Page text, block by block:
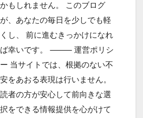
かもしれません。 このブログ
が、あなたの毎日を少しでも軽
くし、 前に進むきっかけになれ
ば幸いです。 ⸻ 運営ポリシ
ー 当サイトでは、根拠のない不
安をあおる表現は行いません。
読者の方が安心して前向きな選
択をできる情報提供を心がけて